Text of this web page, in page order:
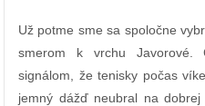
Už potme sme sa spoločne
smerom k vrchu Javorové.
signálom, že tenisky počas
jemný dážď neubral na